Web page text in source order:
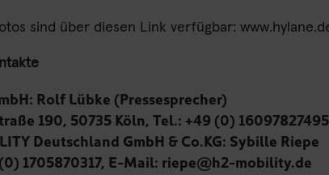
sind über diesen Link verfügbar:
Rolf Lübke (Pressesprecher)
190, 50735 Köln, Tel.: +49 (0)
Deutschland GmbH & Co.KG: Sybille Riepe
1705870317, E-Mail: riepe@h2-mobility.de